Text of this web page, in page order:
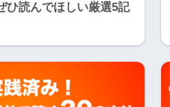
ひ読んでほしい厳選5記